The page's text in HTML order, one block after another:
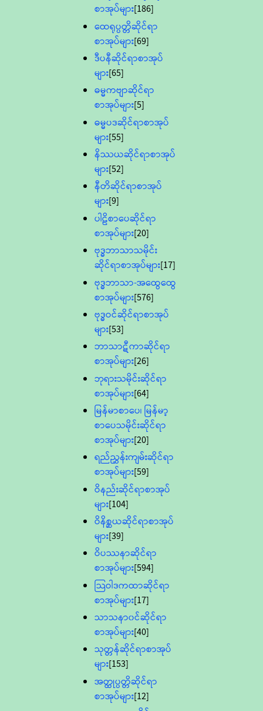
စာအုပ်များ[186]
ထေရုပ္ပတ္တိဆိုင်ရာ
စာအုပ်များ[69]
ဒီပနီဆိုင်ရာစာအုပ်
များ[65]
ဓမ္မကဗျာဆိုင်ရာ
စာအုပ်များ[5]
ဓမ္မပဒဆိုင်ရာစာအုပ်
များ[55]
နိဿယဆိုင်ရာစာအုပ်
များ[52]
နီတိဆိုင်ရာစာအုပ်
များ[9]
ပါဠိစာပေဆိုင်ရာ
စာအုပ်များ[20]
ဗုဒ္ဓဘာသာသမိုင်း
ဆိုင်ရာစာအုပ်များ[17]
ဗုဒ္ဓဘာသာ-အထွေထွေ
စာအုပ်များ[576]
ဗုဒ္ဓဝင်ဆိုင်ရာစာအုပ်
များ[53]
ဘာသာဋီကာဆိုင်ရာ
စာအုပ်များ[26]
ဘုရားသမိုင်းဆိုင်ရာ
စာအုပ်များ[64]
မြန်မာစာပေ၊ မြန်မာ့
စာပေသမိုင်းဆိုင်ရာ
စာအုပ်များ[20]
ရည်ညွှန်းကျမ်းဆိုင်ရာ
စာအုပ်များ[59]
ဝိနည်းဆိုင်ရာစာအုပ်
များ[104]
ဝိနိစ္ဆယဆိုင်ရာစာအုပ်
များ[39]
ဝိပဿနာဆိုင်ရာ
စာအုပ်များ[594]
သြဝါဒကထာဆိုင်ရာ
စာအုပ်များ[17]
သာသနာ၀င်ဆိုင်ရာ
စာအုပ်များ[40]
သုတ္တန်ဆိုင်ရာစာအုပ်
များ[153]
အတ္ထုပ္ပတ္တိဆိုင်ရာ
စာအုပ်များ[12]